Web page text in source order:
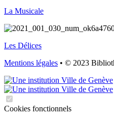
La Musicale
Les Délices
Mentions légales • © 2023
Cookies fonctionnels